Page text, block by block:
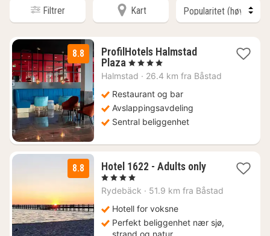
Filtrer Kart
8.8
ProfilHotels Halmstad
Plaza 1
natt
1124
kr.
, 4 Stjerner
Halmstad · 26.4 km fra Båstad
Restaurant og bar
Avslappingsavdeling
Sentral beliggenhet
8.8 Hotel 1622 - Adults only1
fra
, 4 Stjerner
Rydebäck · 51.9 km fra Båstad
Hotell for voksne
Perfekt beliggenhet nær sjø,
strand og natur